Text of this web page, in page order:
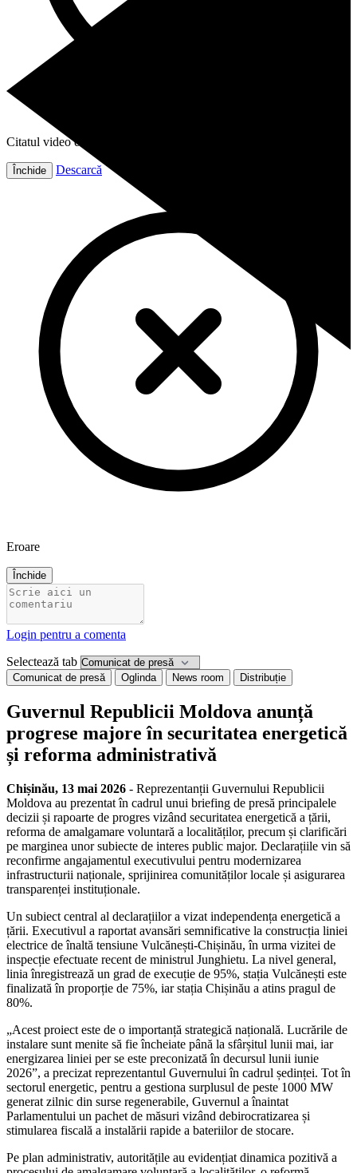
Citatul video este gata!
Închide Descarcă
Eroare
Închide
Login pentru a comenta
Selectează tab
Comunicat de presă Oglinda News room Distribuție
Guvernul Republicii Moldova anunță
progrese majore în securitatea energetică
și reforma administrativă
Chișinău, 13 mai 2026 - Reprezentanții Guvernului Republicii
Moldova au prezentat în cadrul unui briefing de presă principalele
decizii și rapoarte de progres vizând securitatea energetică a țării,
reforma de amalgamare voluntară a localităților, precum și clarificări
pe marginea unor subiecte de interes public major. Declarațiile vin să
reconfirme angajamentul executivului pentru modernizarea
infrastructurii naționale, sprijinirea comunităților locale și asigurarea
transparenței instituționale.
Un subiect central al declarațiilor a vizat independența energetică a
țării. Executivul a raportat avansări semnificative la construcția liniei
electrice de înaltă tensiune Vulcănești-Chișinău, în urma vizitei de
inspecție efectuate recent de ministrul Junghietu. La nivel general,
linia înregistrează un grad de execuție de 95%, stația Vulcănești este
finalizată în proporție de 75%, iar stația Chișinău a atins pragul de
80%.
„Acest proiect este de o importanță strategică națională. Lucrările de
instalare sunt menite să fie încheiate până la sfârșitul lunii mai, iar
energizarea liniei per se este preconizată în decursul lunii iunie
2026”, a precizat reprezentantul Guvernului în cadrul ședinței. Tot în
sectorul energetic, pentru a gestiona surplusul de peste 1000 MW
generat zilnic din surse regenerabile, Guvernul a înaintat
Parlamentului un pachet de măsuri vizând debirocratizarea și
stimularea fiscală a instalării rapide a bateriilor de stocare.
Pe plan administrativ, autoritățile au evidențiat dinamica pozitivă a